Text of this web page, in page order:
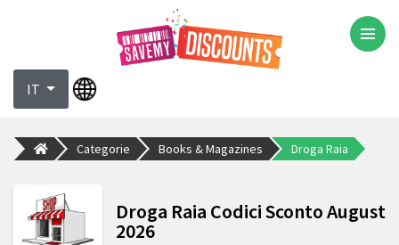
IT
Categorie Books & Magazines Droga Raia
Droga Raia Codici Sconto August
2026